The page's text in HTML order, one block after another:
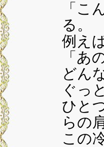
「こ
る。
例え
「あ
どん
ぐっ
ひと
らの
この